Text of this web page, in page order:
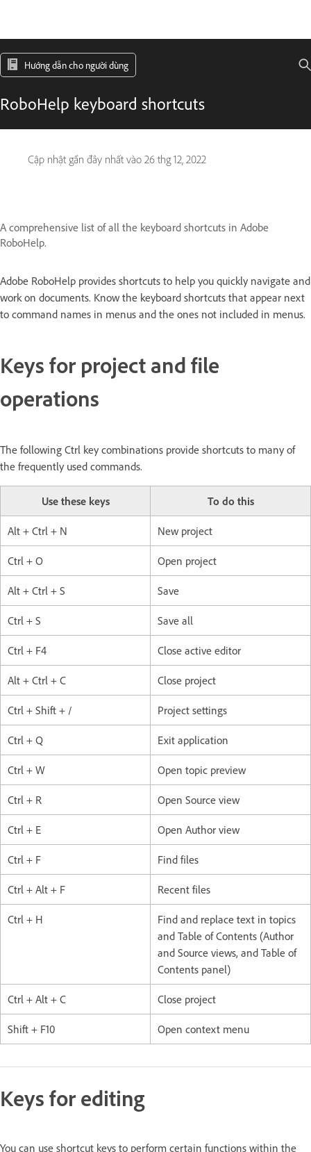
Hướng dẫn cho người dùng
RoboHelp keyboard shortcuts
Cập nhật gần đây nhất vào 26 thg 12, 2022
A comprehensive list of all the keyboard shortcuts in Adobe
RoboHelp.
Adobe RoboHelp provides shortcuts to help you quickly navigate and
work on documents. Know the keyboard shortcuts that appear next
to command names in menus and the ones not included in menus.
Keys for project and file
operations
The following Ctrl key combinations provide shortcuts to many of
the frequently used commands.
Use these keys To do this
Alt + Ctrl + N New project
Ctrl + O Open project
Alt + Ctrl + S Save
Ctrl + S Save all
Ctrl + F4 Close active editor
Alt + Ctrl + C Close project
Ctrl + Shift + / Project settings
Ctrl + Q Exit application
Ctrl + W Open topic preview
Ctrl + R Open Source view
Ctrl + E Open Author view
Ctrl + F Find files
Ctrl + Alt + F Recent files
Ctrl + H
Find and replace text in topics
and Table of Contents (Author
and Source views, and Table of
Contents panel)
Ctrl + Alt + C Close project
Shift + F10 Open context menu
Keys for editing
You can use shortcut keys to perform certain functions within the